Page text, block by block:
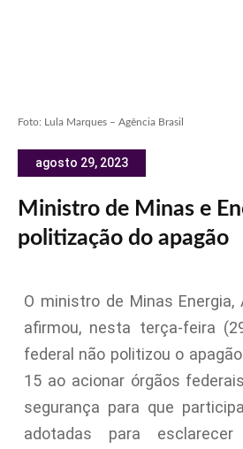
Foto: Lula Marques – Agência Brasil
agosto 29, 2023
Ministro de Minas e
politização do apagão
O ministro de Minas Energia,
afirmou, nesta terça-feira
federal não politizou o
15 ao acionar órgãos
segurança para que
adotadas para